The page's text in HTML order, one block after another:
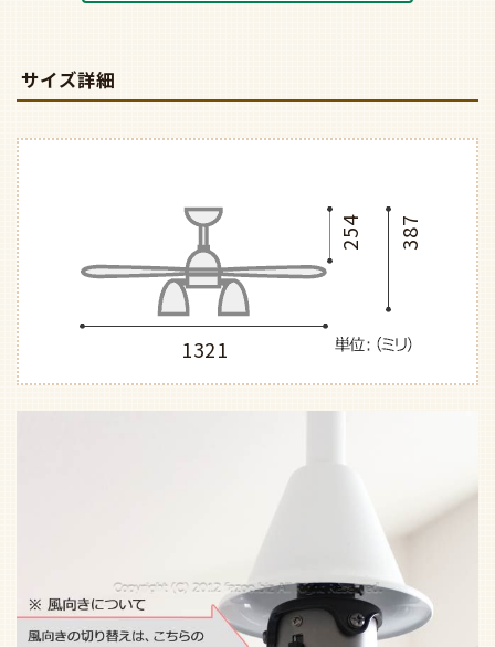
サイズ詳細
1321
387
254